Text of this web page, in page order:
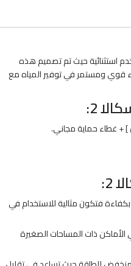
استثنائية حيث تم تصميم هذه
قوي ومستمر في توفير المياه مع
2:
فتكون مثالية للاستخدام في
ذات المساحات الصغيرة